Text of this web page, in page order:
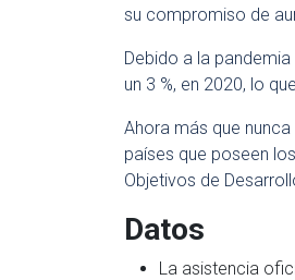
su compromiso de
Debido a la
un 3 %, en 2020, lo
Ahora más que
países que poseen
Objetivos de
Datos
La asistencia